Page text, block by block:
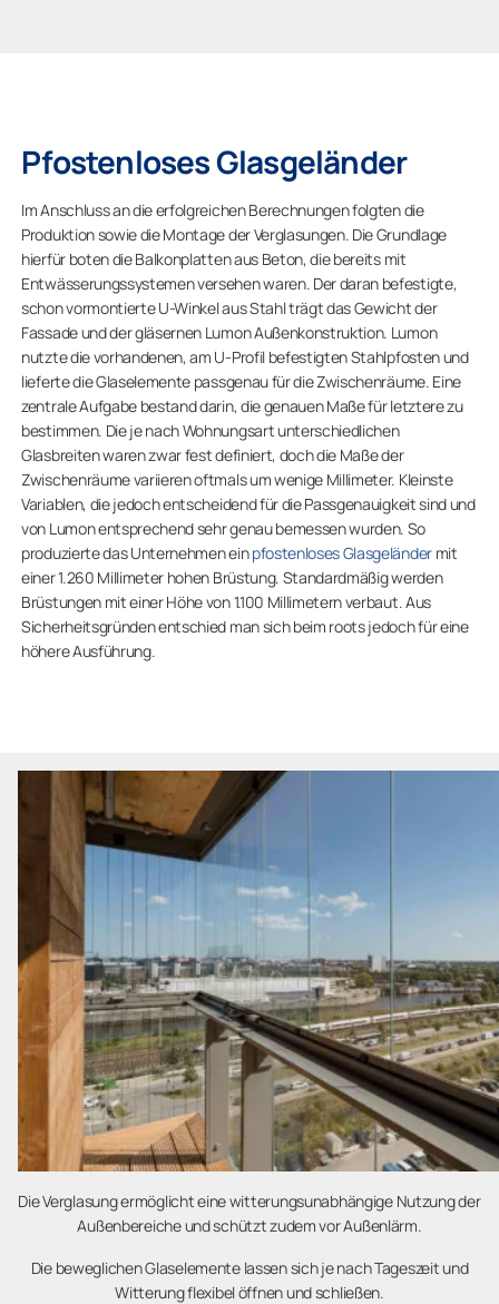
Pfostenloses Glasgeländer
Im Anschluss an die erfolgreichen Berechnungen folgten die
Produktion sowie die Montage der Verglasungen. Die Grundlage
hierfür boten die Balkonplatten aus Beton, die bereits mit
Entwässerungssystemen versehen waren. Der daran befestigte,
schon vormontierte U-Winkel aus Stahl trägt das Gewicht der
Fassade und der gläsernen Lumon Außenkonstruktion. Lumon
nutzte die vorhandenen, am U-Profil befestigten Stahlpfosten und
lieferte die Glaselemente passgenau für die Zwischenräume. Eine
zentrale Aufgabe bestand darin, die genauen Maße für letztere zu
bestimmen. Die je nach Wohnungsart unterschiedlichen
Glasbreiten waren zwar fest definiert, doch die Maße der
Zwischenräume variieren oftmals um wenige Millimeter. Kleinste
Variablen, die jedoch entscheidend für die Passgenauigkeit sind und
von Lumon entsprechend sehr genau bemessen wurden. So
produzierte das Unternehmen einpfostenloses Glasgeländermit
einer 1.260 Millimeter hohen Brüstung. Standardmäßig werden
Brüstungen mit einer Höhe von 1.100 Millimetern verbaut. Aus
Sicherheitsgründen entschied man sich beim roots jedoch für eine
höhere Ausführung.
Die Verglasung ermöglicht eine witterungsunabhängige Nutzung der
Außenbereiche und schützt zudem vor Außenlärm.
Die beweglichen Glaselemente lassen sich je nach Tageszeit und
Witterung flexibel öffnen und schließen.